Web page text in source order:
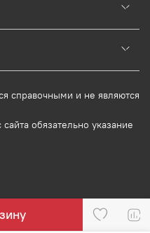
справочными и не являются
сайта обязательно указание